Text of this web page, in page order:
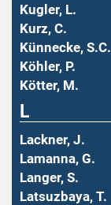
Kugler, L.
Kurz, C.
Künnecke, S.C.
Köhler, P.
Kötter, M.
L
Lackner, J.
Lamanna, G.
Langer, S.
Latsuzbaya, T.